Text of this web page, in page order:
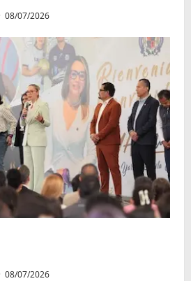
08/07/2026
08/07/2026